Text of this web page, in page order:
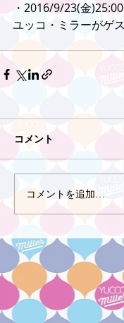
・2016/9/23(金
ユッコ・ミラーがゲ
コメント
コメントを追加…